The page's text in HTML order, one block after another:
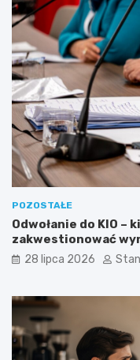
POZOSTAŁE
Odwołanie do KIO
zakwestionować
28 lipca 2026